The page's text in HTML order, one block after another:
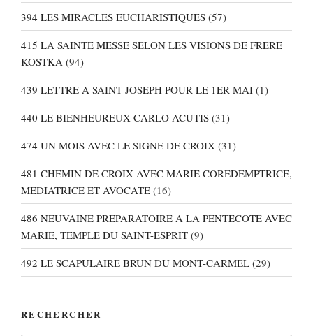
394 LES MIRACLES EUCHARISTIQUES (57)
415 LA SAINTE MESSE SELON LES VISIONS DE FRERE
KOSTKA (94)
439 LETTRE A SAINT JOSEPH POUR LE 1ER MAI (1)
440 LE BIENHEUREUX CARLO ACUTIS (31)
474 UN MOIS AVEC LE SIGNE DE CROIX (31)
481 CHEMIN DE CROIX AVEC MARIE COREDEMPTRICE,
MEDIATRICE ET AVOCATE (16)
486 NEUVAINE PREPARATOIRE A LA PENTECOTE AVEC
MARIE, TEMPLE DU SAINT-ESPRIT (9)
492 LE SCAPULAIRE BRUN DU MONT-CARMEL (29)
RECHERCHER